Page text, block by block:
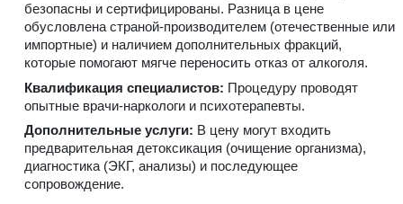
безопасны и сертифицированы. Разница в цене
обусловлена страной-производителем (отечественные или
импортные) и наличием дополнительных фракций,
которые помогают мягче переносить отказ от алкоголя.
Квалификация специалистов: Процедуру проводят
опытные врачи-наркологи и психотерапевты.
Дополнительные услуги: В цену могут входить
предварительная детоксикация (очищение организма),
диагностика (ЭКГ, анализы) и последующее
сопровождение.